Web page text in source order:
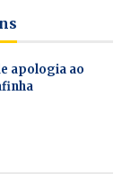
apologia ao